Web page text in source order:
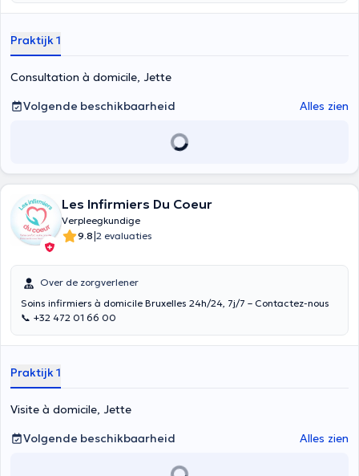
Liège. Nous intervenons aussi au sein de la région de Bruxelles.
Praktijk 1
Consultation à domicile, Jette
Volgende beschikbaarheid
Alles zien
Les Infirmiers Du Coeur
Verpleegkundige
9.8|2 evaluaties
Over de zorgverlener
Soins infirmiers à domicile Bruxelles 24h/24, 7j/7 – Contactez-nous
📞 +32 472 01 66 00
Praktijk 1
Visite à domicile, Jette
Volgende beschikbaarheid
Alles zien